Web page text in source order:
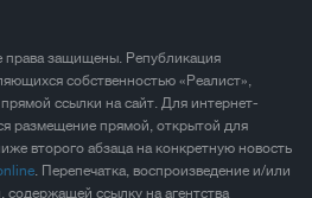
права защищены. Републикация
собственностью «Реалист»,
ссылки на сайт. Для интернет-
размещение прямой, открытой для
второго абзаца на конкретную новость
. Перепечатка, воспроизведение и/или
ссылку на агентства